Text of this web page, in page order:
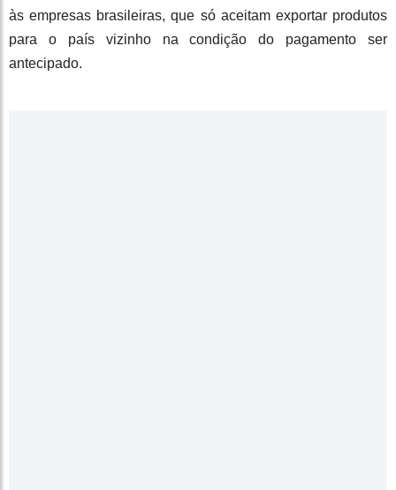
às empresas brasileiras, que só aceitam exportar produtos
para o país vizinho na condição do pagamento ser
antecipado.